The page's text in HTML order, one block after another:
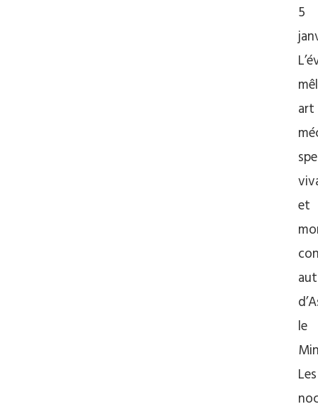
5
art
et
le
Les